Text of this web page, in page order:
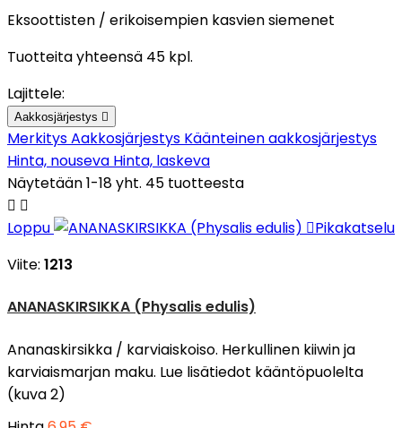
Eksoottisten / erikoisempien kasvien siemenet
Tuotteita yhteensä 45 kpl.
Lajittele:
Aakkosjärjestys 
MerkitysAakkosjärjestys Käänteinen aakkosjärjestys
Hinta, nouseva Hinta, laskeva
Näytetään 1-18 yht. 45 tuotteesta
 
Loppu
Pikakatselu
Viite: 1213
ANANASKIRSIKKA (Physalis edulis)
Ananaskirsikka / karviaiskoiso. Herkullinen kiiwin ja
karviaismarjan maku. Lue lisätiedot kääntöpuolelta
(kuva 2)